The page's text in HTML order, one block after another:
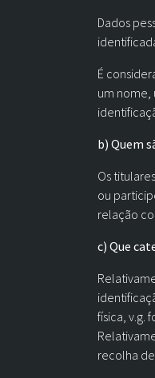
Dados
É
um nome,
b) Quem
Os
ou
relação
c) Que
física, v.g.
recolha